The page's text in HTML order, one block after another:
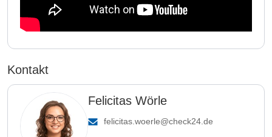
Kontakt
Felicitas Wörle
felicitas.woerle@check24.de